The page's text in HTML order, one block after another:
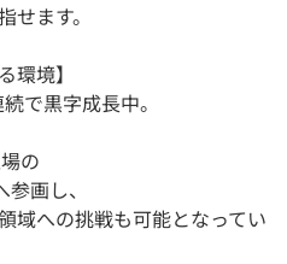
せます。
環境】
で黒字成長中。
の
画し、
域への挑戦も可能となってい